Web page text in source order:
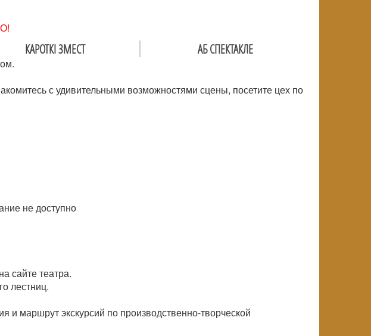
КАРОТКІ ЗМЕСТ АБ СПЕКТАКЛЕ
с удивительными возможностями сцены, посетите цех по
не доступно
сайте театра.
лестниц.
и маршрут экскурсий по производственно-творческой